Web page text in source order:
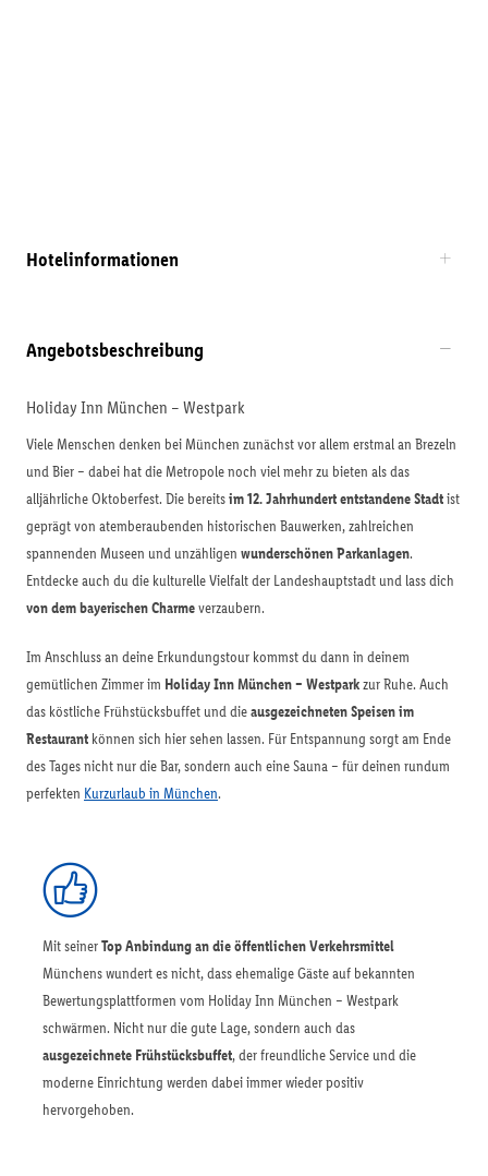
Hotelinformationen
Angebotsbeschreibung
Holiday Inn München – Westpark
Viele Menschen denken bei München zunächst vor allem erstmal an Brezeln
und Bier – dabei hat die Metropole noch viel mehr zu bieten als das
alljährliche Oktoberfest. Die bereitsim 12. Jahrhundert entstandene Stadtist
geprägt von atemberaubenden historischen Bauwerken, zahlreichen
spannenden Museen und unzähligen wunderschönen Parkanlagen.
Entdecke auch du die kulturelle Vielfalt der Landeshauptstadt und lass dich
von dem bayerischen Charmeverzaubern.
Im Anschluss an deine Erkundungstour kommst du dann in deinem
gemütlichen Zimmer im Holiday Inn München – Westparkzur Ruhe. Auch
das köstliche Frühstücksbuffet und dieausgezeichneten Speisen im
Restaurant können sich hier sehen lassen. Für Entspannung sorgt am Ende
des Tages nicht nur die Bar, sondern auch eine Sauna – für deinen rundum
perfekten Kurzurlaub in München.
Mit seinerTop Anbindung an die öffentlichen Verkehrsmittel
Münchens wundert es nicht, dass ehemalige Gäste auf bekannten
Bewertungsplattformen vom Holiday Inn München – Westpark
schwärmen. Nicht nur die gute Lage, sondern auch das
ausgezeichnete Frühstücksbuffet, der freundliche Service und die
moderne Einrichtung werden dabei immer wieder positiv
hervorgehoben.